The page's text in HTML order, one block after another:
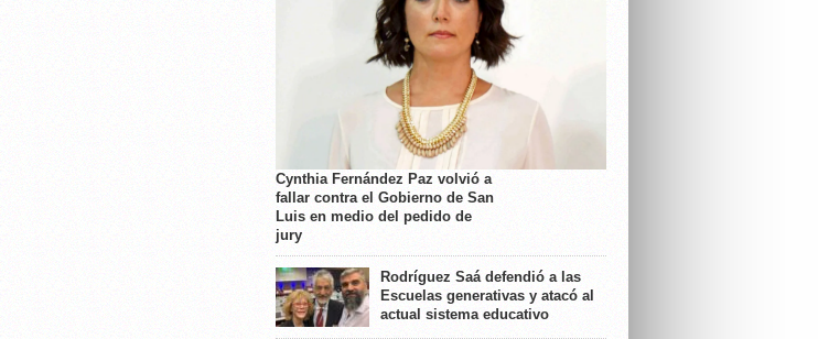
Cynthia Fernández Paz volvió a
fallar contra el Gobierno de San
Luis en medio del pedido de
jury
Rodríguez Saá defendió a las
Escuelas generativas y atacó al
actual sistema educativo